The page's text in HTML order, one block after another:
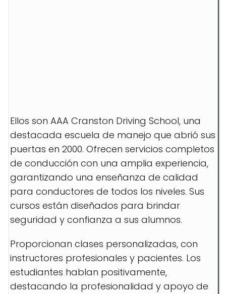
Ellos son AAA Cranston Driving School, una
destacada escuela de manejo que abrió sus
puertas en 2000. Ofrecen servicios completos
de conducción con una amplia experiencia,
garantizando una enseñanza de calidad
para conductores de todos los niveles. Sus
cursos están diseñados para brindar
seguridad y confianza a sus alumnos.
Proporcionan clases personalizadas, con
instructores profesionales y pacientes. Los
estudiantes hablan positivamente,
destacando la profesionalidad y apoyo de